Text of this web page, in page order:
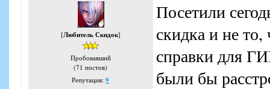
[Любитель Скидок]
Пробовавший
(71 постов)
Репутация:9
Посетили
скидка и не то,
справки для
были бы